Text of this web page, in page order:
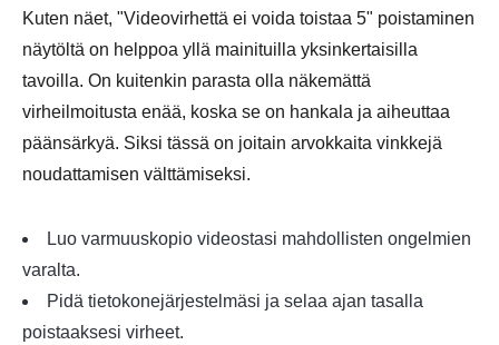
Kuten näet, "Videovirhettä ei voida toistaa 5" poistaminen
näytöltä on helppoa yllä mainituilla yksinkertaisilla
tavoilla. On kuitenkin parasta olla näkemättä
virheilmoitusta enää, koska se on hankala ja aiheuttaa
päänsärkyä. Siksi tässä on joitain arvokkaita vinkkejä
noudattamisen välttämiseksi.
Luo varmuuskopio videostasi mahdollisten ongelmien
varalta.
Pidä tietokonejärjestelmäsi ja selaa ajan tasalla
poistaaksesi virheet.